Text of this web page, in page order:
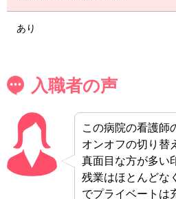
あり
入職者の声
この病院の看護師
オンオフの切り替
真面目な方が多い
残業はほとんどな
でプライベートは